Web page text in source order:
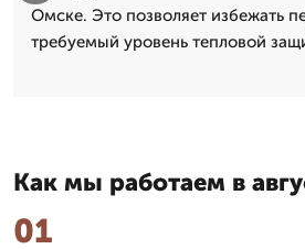
Омске. Это позволяет избежать
требуемый уровень тепловой
Как мы работаем в
01